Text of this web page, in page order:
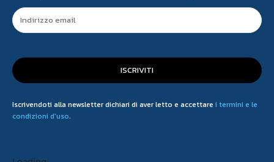
ISCRIVITI
Iscrivendoti alla newsletter dichiari di aver letto e accettare i termini e le
condizioni d'uso.